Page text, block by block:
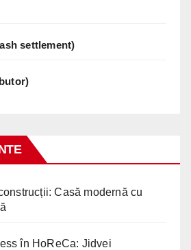
settlement)
Casă modernă cu
în HoReCa: Jidvei